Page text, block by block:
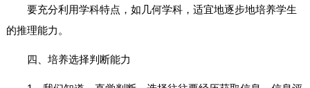
要充分利用学科特点，如几何学科，适宜地逐步地培养学生
的推理能力。
四、培养选择判断能力